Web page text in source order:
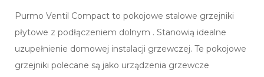
Purmo Ventil Compact to pokojowe stalowe grzejniki
płytowe z podłączeniem dolnym . Stanowią idealne
uzupełnienie domowej instalacji grzewczej. Te pokojowe
grzejniki polecane są jako urządzenia grzewcze